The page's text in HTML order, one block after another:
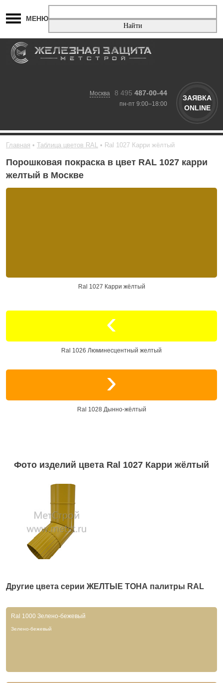
МЕНЮ
Москва 8 495 487-00-44
пн-пт 9:00–18:00
ЗАЯВКА
ONLINE
Главная Таблица цветов RAL Ral 1027 Карри жёлтый
Порошковая покраска в цвет RAL 1027 карри
желтый в Москве
Ral 1026 Люминесцентный желтый
Ral 1027 Карри жёлтый
Ral 1028 Дынно-жёлтый
Фото изделий цвета Ral 1027 Карри жёлтый
Другие цвета серии ЖЕЛТЫЕ ТОНА палитры RAL
Ral 1000 Зелено-бежевый
Зелено-бежевый